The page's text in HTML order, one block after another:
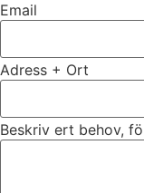
Email
Adress + Ort
Beskriv ert behov,